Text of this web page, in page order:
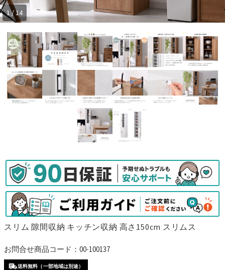
1 / 14
スリム 隙間収納 キッチン収納 高さ150cm スリムス
お問合せ商品コード：00-100137
送料無料（一部地域は別途）